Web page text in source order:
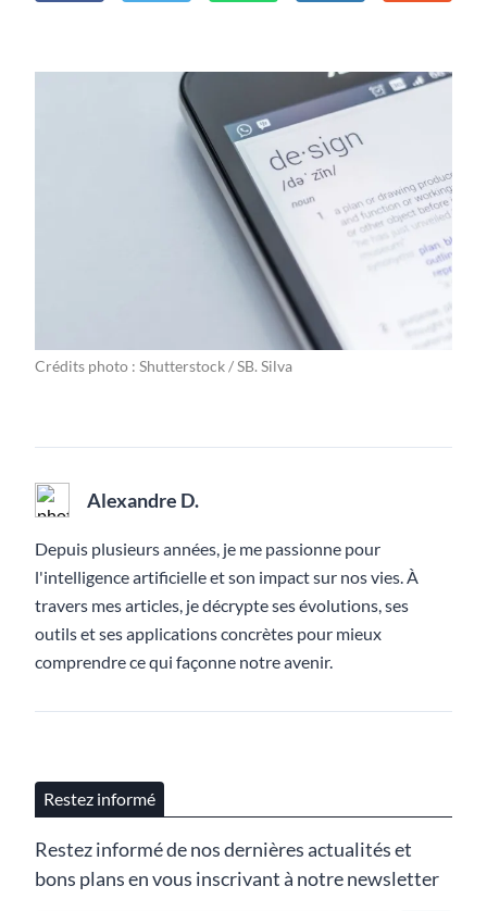
Crédits photo : Shutterstock / SB. Silva
Alexandre D.
Depuis plusieurs années, je me passionne pour
l'intelligence artificielle et son impact sur nos vies. À
travers mes articles, je décrypte ses évolutions, ses
outils et ses applications concrètes pour mieux
comprendre ce qui façonne notre avenir.
Restez informé
Restez informé de nos dernières actualités et
bons plans en vous inscrivant à notre newsletter